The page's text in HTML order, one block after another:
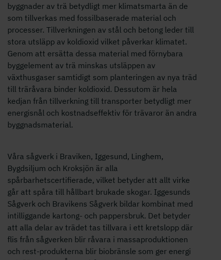
byggnader av trä betydligt mer klimatsmarta än de
som tillverkas med fossilbaserade material och
processer. Tillverkningen av stål och betong leder till
stora utsläpp av koldioxid vilket påverkar klimatet.
Genom att ersätta dessa material med förnybara
byggelement av trä minskas utsläppen av
växthusgaser samtidigt som planteringen av nya träd
till träråvara binder koldioxid. Dessutom är hela
kedjan från tillverkning till transporter betydligt mer
energisnål och kostnadseffektiv för trävaror än andra
byggnadsmaterial.
Våra sågverk i Braviken, Iggesund, Linghem,
Bygdsiljum och Kroksjön är alla
spårbarhetscertifierade, vilket betyder att allt virke
går att spåra till hållbart brukade skogar. Iggesunds
Sågverk och Bravikens Sågverk bildar kombinat med
intilliggande kartong- och pappersbruk. Det betyder
att alla delar av trädet tas tillvara i ett kretslopp där
flis från sågverken blir råvara i massaproduktionen
och rest-produkterna blir biobränsle som ger energi